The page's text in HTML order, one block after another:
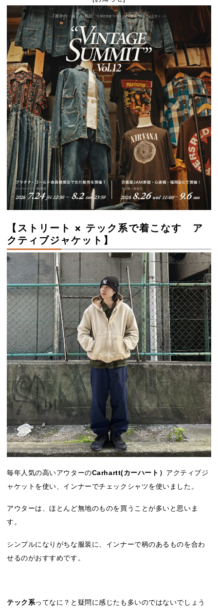
【ストリート × テック系で着こなす ア
クティブジャケット】
毎年人気の高いアウターのCarhartt(カーハート） アクティブジ
ャケットを使い、インナーでチェックシャツを使いました。
アウターは、ほとんど無地のものを買うことが多いと思いま
す。
シンプルになりがちな服装に、インナーで柄のあるものを合わ
せるのがおすすめです。
テック系ってなに？と疑問に感じたも多いのではないでしょう